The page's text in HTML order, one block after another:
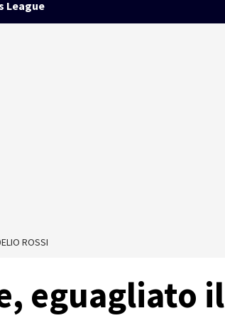
League
ROSSI
eguagliato il